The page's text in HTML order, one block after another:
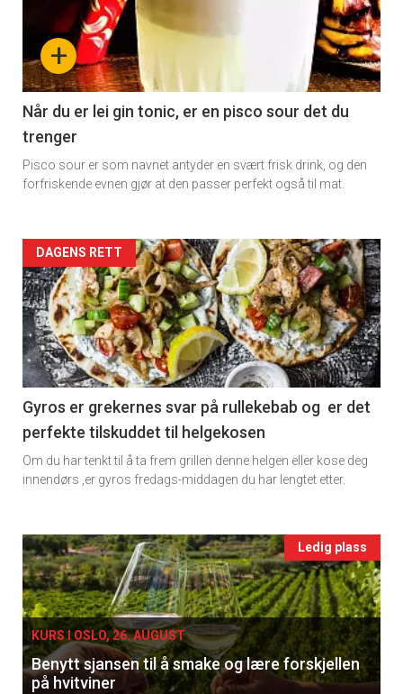
section
11
Dagens
rett
+
Når du er lei gin tonic, er en pisco sour det du
trenger
Pisco sour er som navnet antyder en svært frisk drink, og den
forfriskende evnen gjør at den passer perfekt også til mat.
Artikler
detail
-
section
11
Ukens
vin
DAGENS RETT
Gyros er grekernes svar på rullekebab og er det
perfekte tilskuddet til helgekosen
Om du har tenkt til å ta frem grillen denne helgen eller kose deg
innendørs ,er gyros fredags-middagen du har lengtet etter.
Events
single
Ledig plass
KURS I OSLO, 26. AUGUST
Benytt sjansen til å smake og lære forskjellen
på hvitviner